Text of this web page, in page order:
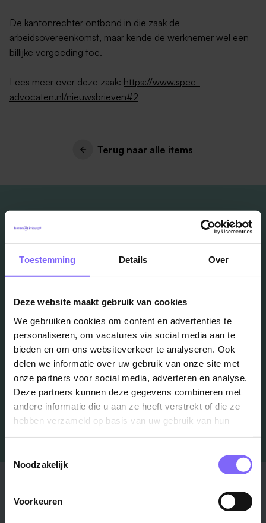
Toestemming Details Over
Deze website maakt gebruik van cookies
We gebruiken cookies om content en advertenties te
personaliseren, om vacatures via social media aan te
bieden en om ons websiteverkeer te analyseren. Ook
delen we informatie over uw gebruik van onze site met
onze partners voor social media, adverteren en analyse.
Deze partners kunnen deze gegevens combineren met
andere informatie die u aan ze heeft verstrekt of die ze
hebben verzameld op basis van uw gebruik van hun
Noodzakelijk
Voorkeuren
De kantonrechter ontbond in die zaak de
arbeidsovereenkomst, maar kende de werknemer wel een
billijke vergoeding toe.
Lees meer over deze zaak: https://www.spee-
advocaten.nl/nieuwsbrieven#2
Terug naar alle items
Vacatures
Schrijf je in en we houden je op de hoogte
Job Alert instellen
Maastricht ›